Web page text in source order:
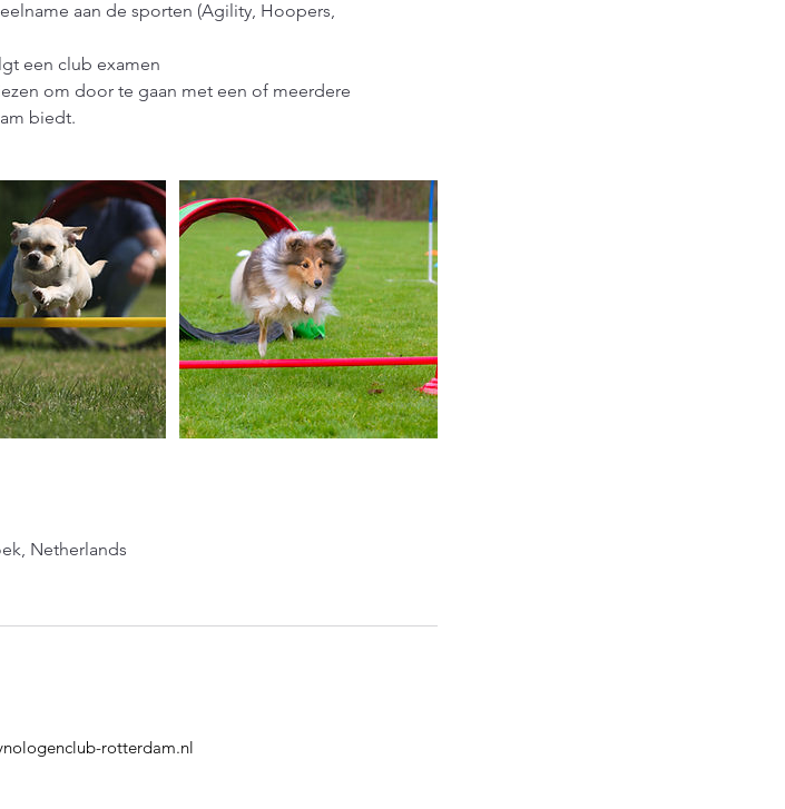
aan de sporten (Agility, Hoopers,
een club examen
om door te gaan met een of meerdere
biedt.
Netherlands
rotterdam.nl